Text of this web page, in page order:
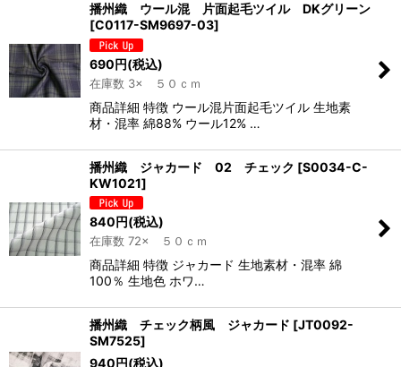
播州織 ウール混 片面起毛ツイル DKグリーン
[C0117-SM9697-03]
690円(税込)
在庫数 3× ５０ｃｍ
商品詳細 特徴 ウール混片面起毛ツイル 生地素
材・混率 綿88% ウール12% …
播州織 ジャカード 02 チェック [S0034-C-
KW1021]
840円(税込)
在庫数 72× ５０ｃｍ
商品詳細 特徴 ジャカード 生地素材・混率 綿
100％ 生地色 ホワ…
播州織 チェック柄風 ジャカード [JT0092-
SM7525]
940円(税込)